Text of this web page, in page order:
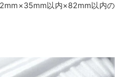
以内×82mm以内の